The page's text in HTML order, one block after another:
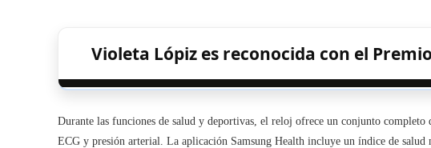
Violeta Lópiz es reconocida con el
Durante las funciones de salud y deportivas, el reloj ofrece un conjunto
ECG y presión arterial. La aplicación Samsung Health incluye un índice de salud